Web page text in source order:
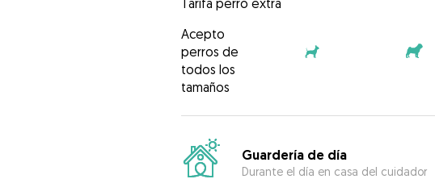
Tarifa perro extra
Acepto
perros de
todos los
tamaños
Guardería de día
Durante el día en casa del cuidador